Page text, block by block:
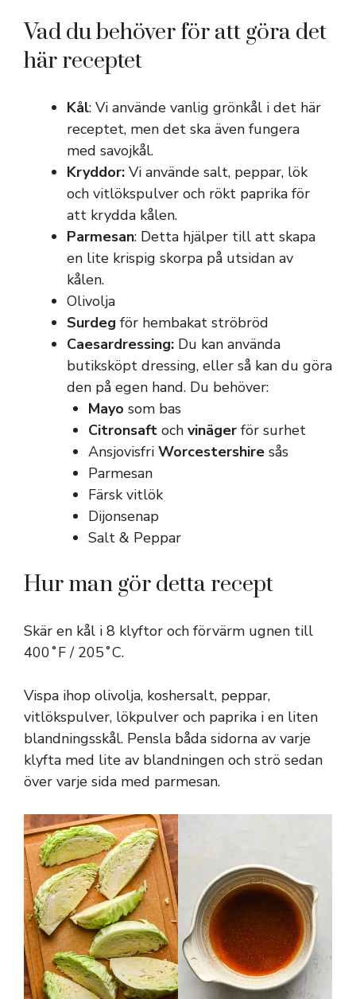
Vad du behöver för att göra det
här receptet
Kål: Vi använde vanlig grönkål i det här
receptet, men det ska även fungera
med savojkål.
Kryddor: Vi använde salt, peppar, lök
och vitlökspulver och rökt paprika för
att krydda kålen.
Parmesan: Detta hjälper till att skapa
en lite krispig skorpa på utsidan av
kålen.
Olivolja
Surdeg för hembakat ströbröd
Caesardressing: Du kan använda
butiksköpt dressing, eller så kan du göra
den på egen hand. Du behöver:
Mayo som bas
Citronsaft och vinäger för surhet
Ansjovisfri Worcestershire sås
Parmesan
Färsk vitlök
Dijonsenap
Salt & Peppar
Hur man gör detta recept
Skär en kål i 8 klyftor och förvärm ugnen till
400˚F / 205˚C.
Vispa ihop olivolja, koshersalt, peppar,
vitlökspulver, lökpulver och paprika i en liten
blandningsskål. Pensla båda sidorna av varje
klyfta med lite av blandningen och strö sedan
över varje sida med parmesan.